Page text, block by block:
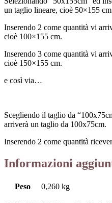
un taglio lineare, cioè 50×155
Inserendo 2 come quantità vi
cioè 100×155 cm.
Inserendo 3 come quantità vi
cioè 150×155 cm.
e così via…
Scegliendo il taglio da
arriverà un taglio da 100x75cm.
Inserendo 2 come quantità
Informazioni
Peso 0,260 kg